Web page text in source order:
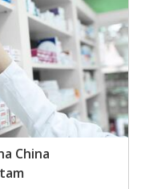
China